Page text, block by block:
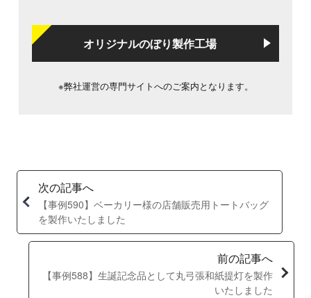
オリジナルのぼり製作工場
※弊社運営の専門サイトへのご案内となります。
次の記事へ
【事例590】ベーカリー様の店舗販売用トートバッグ
を製作いたしました
前の記事へ
【事例588】生誕記念品として丸弓張和紙提灯を製作
いたしました